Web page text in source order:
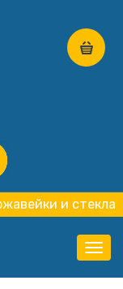
и стекла